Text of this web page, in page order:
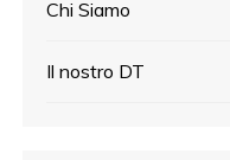
Chi Siamo
Il nostro DT